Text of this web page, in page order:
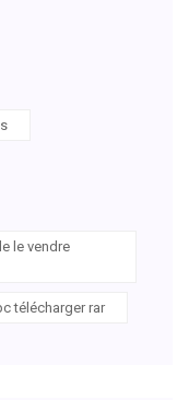
le vendre
télécharger rar